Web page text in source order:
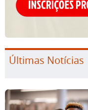
Últimas Notícias